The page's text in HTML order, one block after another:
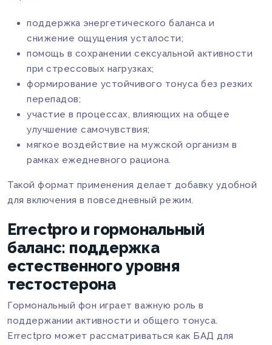
поддержка энергетического баланса и
снижение ощущения усталости;
помощь в сохранении сексуальной активности
при стрессовых нагрузках;
формирование устойчивого тонуса без резких
перепадов;
участие в процессах, влияющих на общее
улучшение самочувствия;
мягкое воздействие на мужской организм в
рамках ежедневного рациона.
Такой формат применения делает добавку удобной
для включения в повседневный режим.
Errectpro и гормональный
баланс: поддержка
естественного уровня
тестостерона
Гормональный фон играет важную роль в
поддержании активности и общего тонуса.
Errectpro может рассматриваться как БАД для